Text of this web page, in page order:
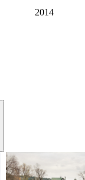
2014
House on pond